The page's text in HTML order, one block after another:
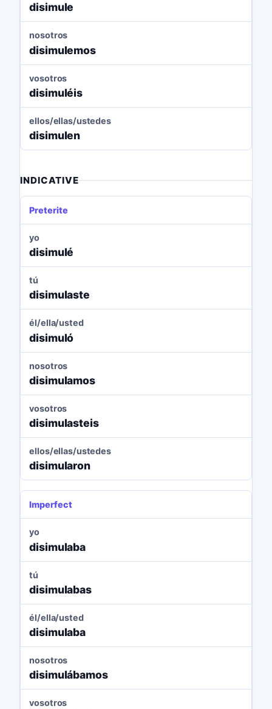
disimule
nosotros
disimulemos
vosotros
disimuléis
ellos/ellas/ustedes
disimulen
INDICATIVE
Preterite
yo
disimulé
tú
disimulaste
él/ella/usted
disimuló
nosotros
disimulamos
vosotros
disimulasteis
ellos/ellas/ustedes
disimularon
Imperfect
yo
disimulaba
tú
disimulabas
él/ella/usted
disimulaba
nosotros
disimulábamos
vosotros